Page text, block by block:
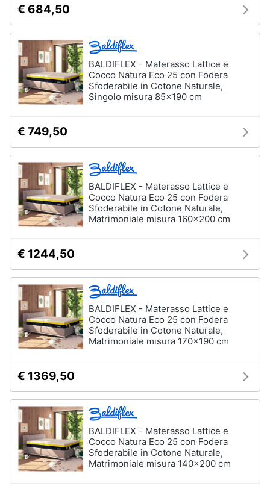
€ 684,50
BALDIFLEX - Materasso Lattice e
Cocco Natura Eco 25 con Fodera
Sfoderabile in Cotone Naturale,
Singolo misura 85x190 cm
€ 749,50
BALDIFLEX - Materasso Lattice e
Cocco Natura Eco 25 con Fodera
Sfoderabile in Cotone Naturale,
Matrimoniale misura 160x200 cm
€ 1244,50
BALDIFLEX - Materasso Lattice e
Cocco Natura Eco 25 con Fodera
Sfoderabile in Cotone Naturale,
Matrimoniale misura 170x190 cm
€ 1369,50
BALDIFLEX - Materasso Lattice e
Cocco Natura Eco 25 con Fodera
Sfoderabile in Cotone Naturale,
Matrimoniale misura 140x200 cm